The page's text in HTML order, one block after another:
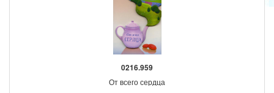
0216.959
От всего сердца